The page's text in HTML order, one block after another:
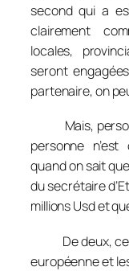
second qui a
clairement
locales,
seront
partenaire, on
Mais,
personne
quand on sait
du secrétaire
millions Usd et
De deux, ce
européenne et